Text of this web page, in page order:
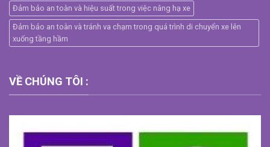
Đảm bảo an toàn và hiệu suất trong việc nâng hạ xe
Đảm bảo an toàn và tránh va chạm trong quá trình di chuyển xe lên
xuống tầng hầm
VỀ CHÚNG TÔI :